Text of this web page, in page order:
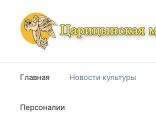
содержимому
Главная Новости культуры
Персоналии